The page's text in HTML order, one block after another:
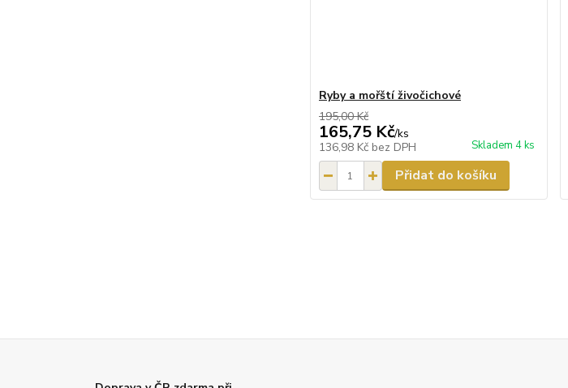
Ryby a mořští živočichové
195,00 Kč
165,75 Kč/ks
136,98 Kč bez DPH Skladem 4 ks
Přidat do košíku